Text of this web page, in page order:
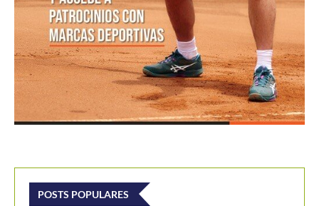
POSTS POPULARES